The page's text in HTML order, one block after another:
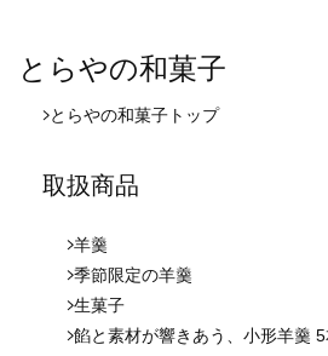
とらやの和菓子
とらやの和菓子 トップ
取扱商品
羊羹
季節限定の羊羹
生菓子
餡と素材が響きあう、小形羊羹 5